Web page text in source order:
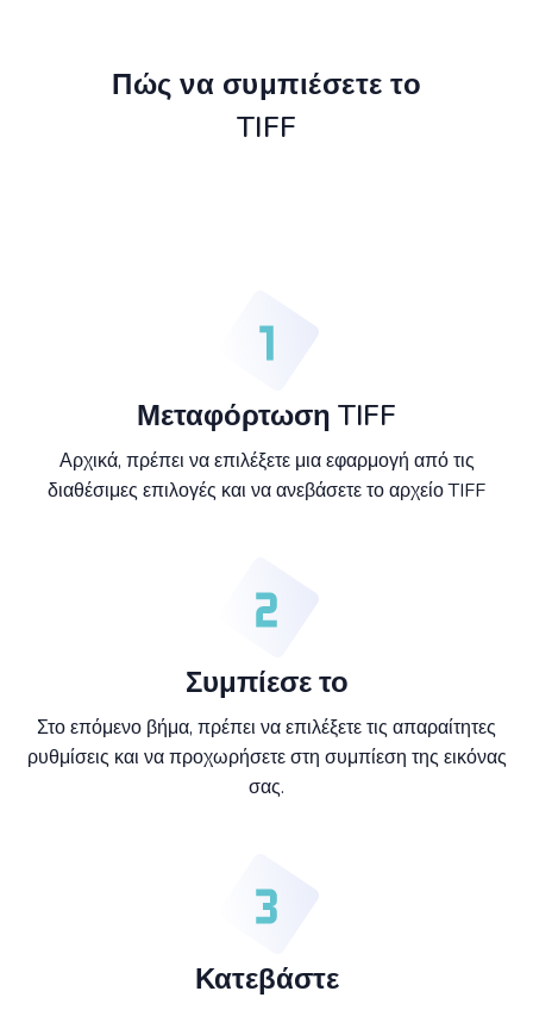
Πώς να συμπιέσετε το
TIFF
Μεταφόρτωση TIFF
Αρχικά, πρέπει να επιλέξετε μια εφαρμογή από τις
διαθέσιμες επιλογές και να ανεβάσετε το αρχείο TIFF
Συμπίεσε το
Στο επόμενο βήμα, πρέπει να επιλέξετε τις απαραίτητες
ρυθμίσεις και να προχωρήσετε στη συμπίεση της εικόνας
σας.
Κατεβάστε